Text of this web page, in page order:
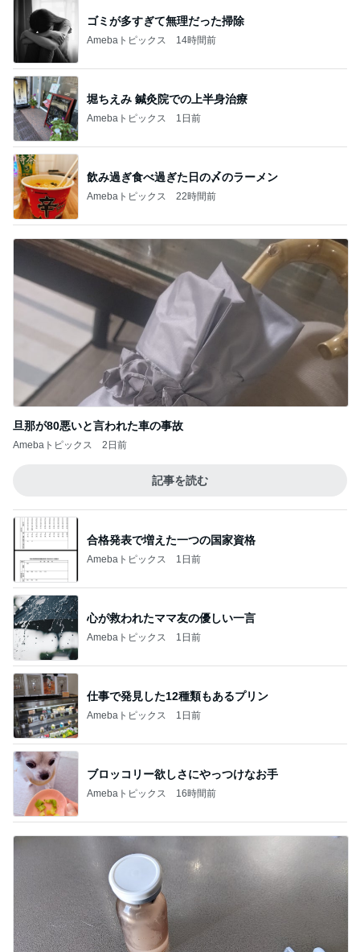
ゴミが多すぎて無理だった掃除
Amebaトピックス 14時間前
堀ちえみ 鍼灸院での上半身治療
Amebaトピックス 1日前
飲み過ぎ食べ過ぎた日の〆のラーメン
Amebaトピックス 22時間前
旦那が80悪いと言われた車の事故
Amebaトピックス 2日前
記事を読む
合格発表で増えた一つの国家資格
Amebaトピックス 1日前
心が救われたママ友の優しい一言
Amebaトピックス 1日前
仕事で発見した12種類もあるプリン
Amebaトピックス 1日前
ブロッコリー欲しさにやっつけなお手
Amebaトピックス 16時間前